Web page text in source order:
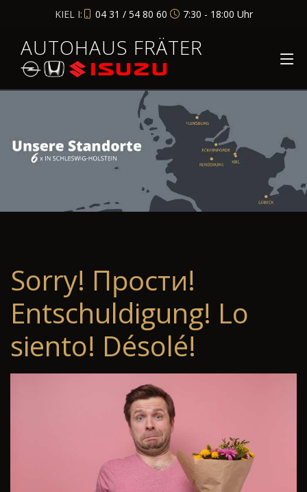
KIEL I: 04 31 / 54 80 60 7:30 - 18:00 Uhr
AUTOHAUS FRÄTER
Sorry! Прости!
Entschuldigung! Lo
siento! Désolé!